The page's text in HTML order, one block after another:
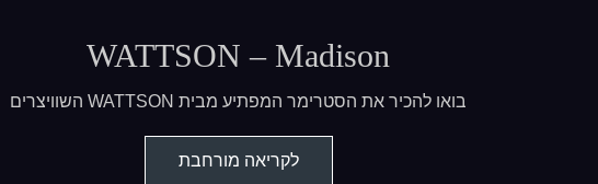
WATTSON – Madison
בואו להכיר את הסטרימר המפתיע מבית WATTSON השוויצרים
לקריאה מורחבת